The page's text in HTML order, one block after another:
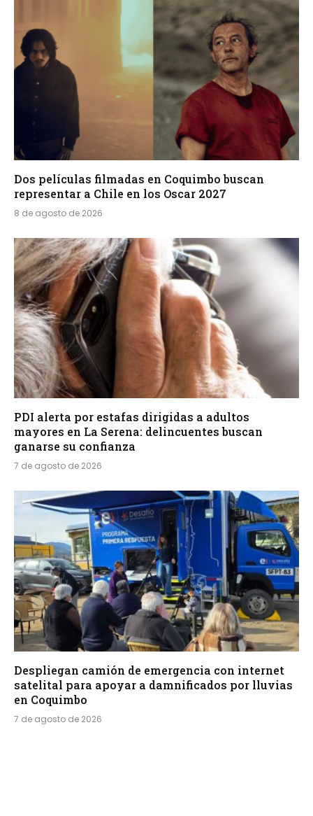
Dos películas filmadas en Coquimbo buscan
representar a Chile en los Oscar 2027
8 de agosto de 2026
PDI alerta por estafas dirigidas a adultos
mayores en La Serena: delincuentes buscan
ganarse su confianza
7 de agosto de 2026
Despliegan camión de emergencia con internet
satelital para apoyar a damnificados por lluvias
en Coquimbo
7 de agosto de 2026